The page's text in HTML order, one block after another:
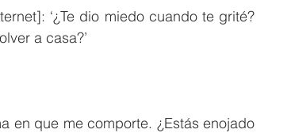
‘¿Te dio miedo cuando te grité?
a casa?’
en que me comporte. ¿Estás enojado